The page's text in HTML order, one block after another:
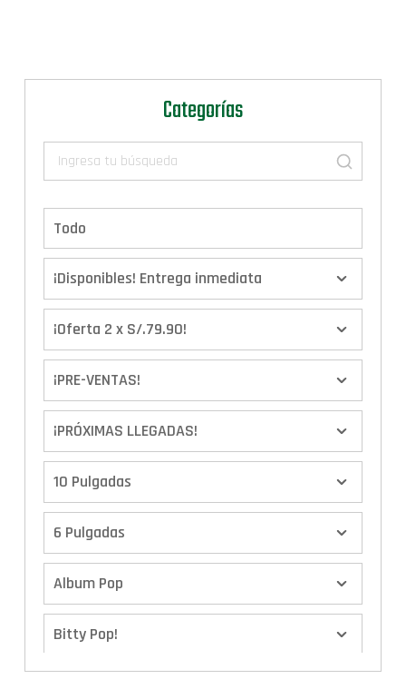
Categorías
Todo
¡Disponibles! Entrega inmediata
¡Oferta 2 x S/.79.90!
¡PRE-VENTAS!
¡PRÓXIMAS LLEGADAS!
10 Pulgadas
6 Pulgadas
Album Pop
Bitty Pop!